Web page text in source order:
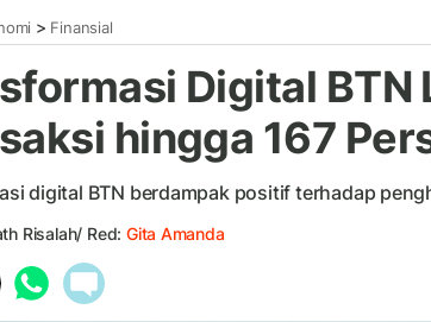
> Finansial
Digital BTN
hingga 167
digital BTN berdampak positif terhadap
Risalah/ Red: Gita Amanda